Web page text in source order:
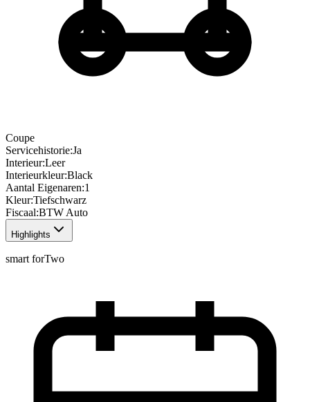
Coupe
Servicehistorie:Ja
Interieur:Leer
Interieurkleur:Black
Aantal Eigenaren:1
Kleur:Tiefschwarz
Fiscaal:BTW Auto
Highlights
smart forTwo